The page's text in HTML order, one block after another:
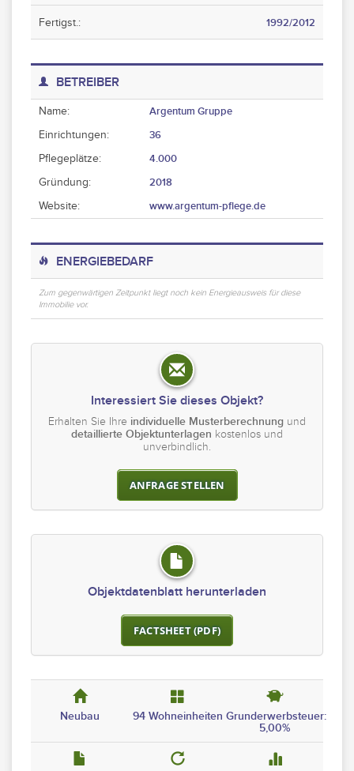
Fertigst.: 1992/2012
BETREIBER
Name:
Argentum Gruppe
Einrichtungen:
36
Pflegeplätze:
4.000
Gründung:
2018
Website:
www.argentum-pflege.de
ENERGIEBEDARF
Zum gegenwärtigen Zeitpunkt liegt noch kein Energieausweis für diese
Immobilie vor.
Interessiert Sie dieses Objekt?
Erhalten Sie Ihre individuelle Musterberechnung und
detaillierte Objektunterlagen kostenlos und
unverbindlich.
ANFRAGE STELLEN
Objektdatenblatt herunterladen
FACTSHEET (PDF)
Neubau 94 Wohneinheiten Grunderwerbsteuer:
5,00%